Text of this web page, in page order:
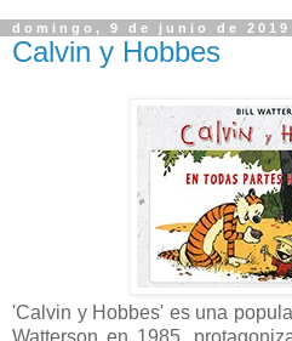
domingo, 9 de junio de 2019
Calvin y Hobbes
'Calvin y Hobbes' es una
Watterson en 1985,